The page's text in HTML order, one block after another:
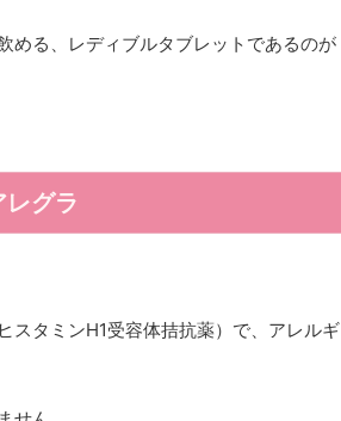
める、レディブルタブレットであるのが
グラ
スタミンH1受容体拮抗薬）で、アレルギ